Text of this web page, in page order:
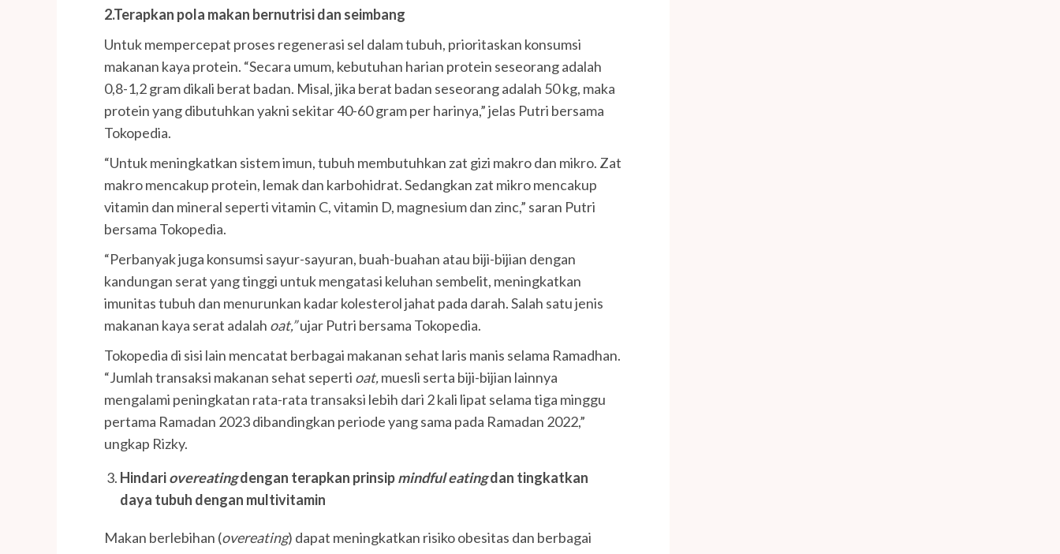
2.Terapkan pola makan bernutrisi dan seimbang
Untuk mempercepat proses regenerasi sel dalam tubuh, prioritaskan konsumsi
makanan kaya protein. “Secara umum, kebutuhan harian protein seseorang adalah
0,8-1,2 gram dikali berat badan. Misal, jika berat badan seseorang adalah 50 kg, maka
protein yang dibutuhkan yakni sekitar 40-60 gram per harinya,” jelas Putri bersama
Tokopedia.
“Untuk meningkatkan sistem imun, tubuh membutuhkan zat gizi makro dan mikro. Zat
makro mencakup protein, lemak dan karbohidrat. Sedangkan zat mikro mencakup
vitamin dan mineral seperti vitamin C, vitamin D, magnesium dan zinc,” saran Putri
bersama Tokopedia.
“Perbanyak juga konsumsi sayur-sayuran, buah-buahan atau biji-bijian dengan
kandungan serat yang tinggi untuk mengatasi keluhan sembelit, meningkatkan
imunitas tubuh dan menurunkan kadar kolesterol jahat pada darah. Salah satu jenis
makanan kaya serat adalah oat,”ujar Putri bersama Tokopedia.
Tokopedia di sisi lain mencatat berbagai makanan sehat laris manis selama Ramadhan.
“Jumlah transaksi makanan sehat seperti oat,muesli serta biji-bijian lainnya
mengalami peningkatan rata-rata transaksi lebih dari 2 kali lipat selama tiga minggu
pertama Ramadan 2023 dibandingkan periode yang sama pada Ramadan 2022,”
ungkap Rizky.
Hindariovereatingdengan terapkan prinsipmindfuleatingdan tingkatkan
daya tubuh dengan multivitamin
Makan berlebihan (overeating) dapat meningkatkan risiko obesitas dan berbagai